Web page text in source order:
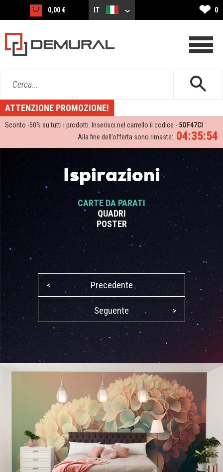
0,00 € IT ❤ 0
Cerca...
ATTENZIONE PROMOZIONE!
Sconto -50% su tutti i prodotti. Inserisci nel carrello il codice - 5OF47CI
04:35:53
Alla fine dell’offerta sono rimaste:
Ispirazioni
CARTE DA PARATI
QUADRI
POSTER
< Precedente
Seguente >